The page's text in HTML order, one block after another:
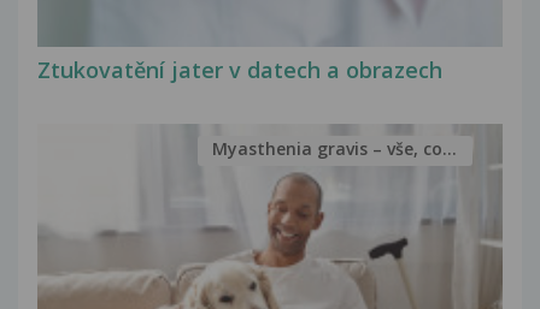
Ztukovatění jater v datech a obrazech
Myasthenia gravis – vše, co...